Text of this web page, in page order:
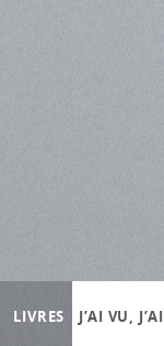
LIVRES J’AI VU,